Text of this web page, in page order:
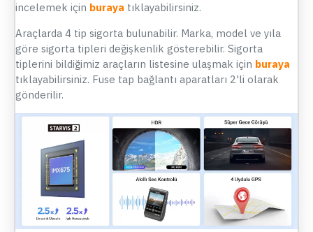
incelemek için buraya tıklayabilirsiniz.
Araçlarda 4 tip sigorta bulunabilir. Marka, model ve yıla
göre sigorta tipleri değişkenlik gösterebilir. Sigorta
tiplerini bildiğimiz araçların listesine ulaşmak için buraya
tıklayabilirsiniz. Fuse tap bağlantı aparatları 2'li olarak
gönderilir.